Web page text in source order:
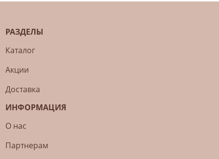
РАЗДЕЛЫ
Каталог
Акции
Доставка
ИНФОРМАЦИЯ
О нас
Партнерам